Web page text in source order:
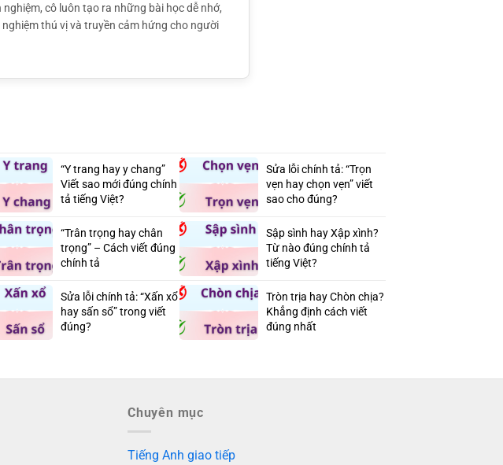
cô luôn tạo ra những bài học dễ nhớ,
thú vị và truyền cảm hứng cho người
“Y trang hay y chang”
Viết sao mới đúng chính
tả tiếng Việt?
Sửa lỗi chính tả: “Trọn
vẹn hay chọn vẹn” viết
sao cho đúng?
“Trân trọng hay chân
trọng” – Cách viết đúng
chính tả
Sập sình hay Xập xình?
Từ nào đúng chính tả
tiếng Việt?
Sửa lỗi chính tả: “Xấn xổ
hay sấn sổ” trong viết
đúng?
Tròn trịa hay Chòn chịa?
Khẳng định cách viết
đúng nhất
Chuyên mục
Tiếng Anh giao tiếp